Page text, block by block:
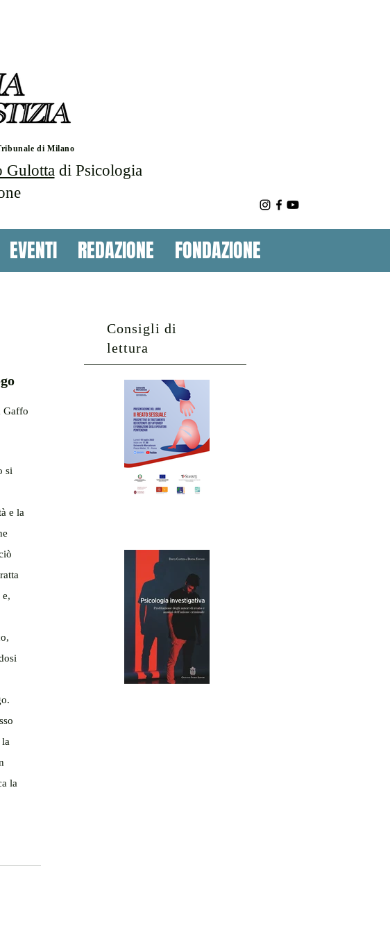
di Milano
Gulottadi Psicologia
EVENTI REDAZIONE FONDAZIONE
Gaffo
si
e la
la
Consigli di
lettura